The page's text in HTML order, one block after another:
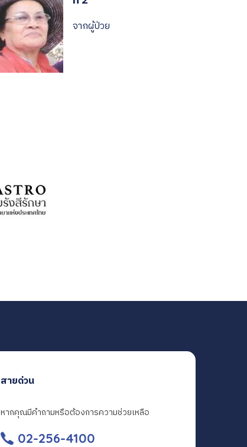
จากผู้ป่วย
สายด่วน
หากคุณมีคำถามหรือต้องการความช่วยเหลือ
02-256-4100